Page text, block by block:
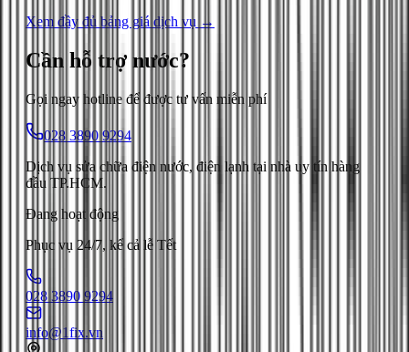
Xem đầy đủ bảng giá dịch vụ →
Cần hỗ trợ nước?
Gọi ngay hotline để được tư vấn miễn phí
028 3890 9294
Dịch vụ sửa chữa điện nước, điện lạnh tại nhà uy tín hàng
đầu TP.HCM.
Đang hoạt động
Phục vụ 24/7, kể cả lễ Tết
028 3890 9294
info@1fix.vn